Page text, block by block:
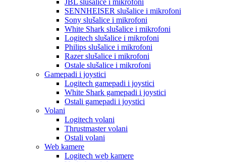
JBL slušalice i mikrofoni
SENNHEISER slušalice i mikrofoni
Sony slušalice i mikrofoni
White Shark slušalice i mikrofoni
Logitech slušalice i mikrofoni
Philips slušalice i mikrofoni
Razer slušalice i mikrofoni
Ostale slušalice i mikrofoni
Gamepadi i joystici
Logitech gamepadi i joystici
White Shark gamepadi i joystici
Ostali gamepadi i joystici
Volani
Logitech volani
Thrustmaster volani
Ostali volani
Web kamere
Logitech web kamere